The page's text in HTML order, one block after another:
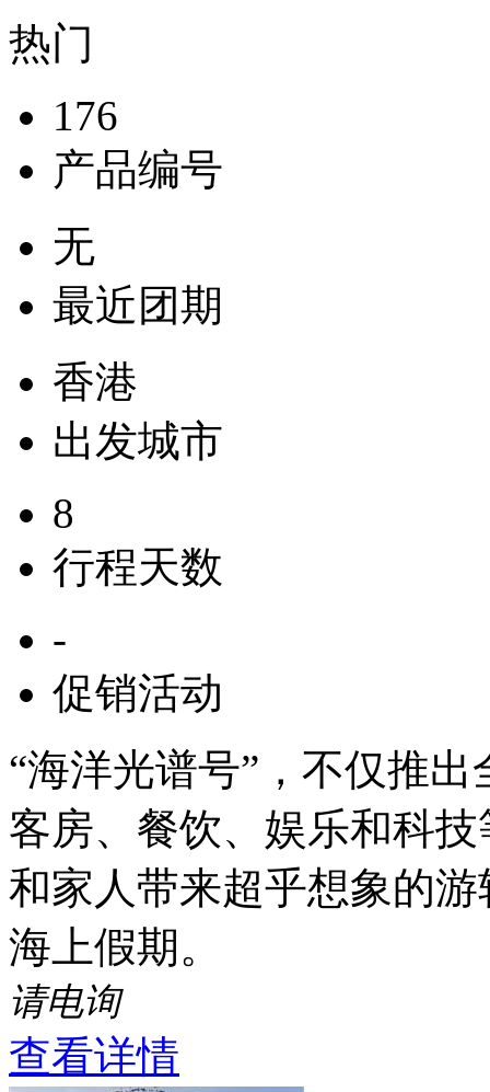
热门
176
产品编号
无
最近团期
香港
出发城市
8
行程天数
-
促销活动
“海洋光谱号”，不仅推
客房、餐饮、娱乐和科
和家人带来超乎想象的
海上假期。
请电询
查看详情